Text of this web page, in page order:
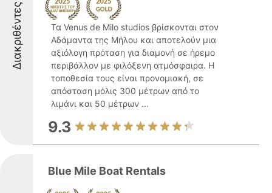
Διακριθέντες
Τα Venus de Milo studios βρίσκονται στον
Αδάμαντα της Μήλου και αποτελούν μια
αξιόλογη πρόταση για διαμονή σε ήρεμο
περιβάλλον με φιλόξενη ατμόσφαιρα. Η
τοποθεσία τους είναι προνομιακή, σε
απόσταση μόλις 300 μέτρων από το
λιμάνι και 50 μέτρων ...
9.3
Blue Mile Boat Rentals